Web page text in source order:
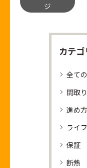
ジ
カテゴ
全て
間取り
進め方
ライ
保証
断熱